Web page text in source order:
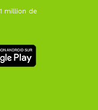
million de